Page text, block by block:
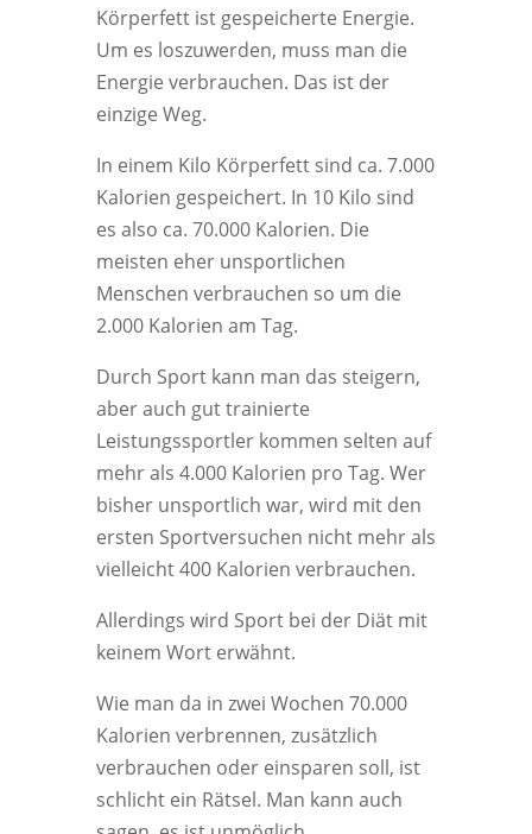
Körperfett ist gespeicherte Energie.
Um es loszuwerden, muss man die
Energie verbrauchen. Das ist der
einzige Weg.
In einem Kilo Körperfett sind ca. 7.000
Kalorien gespeichert. In 10 Kilo sind
es also ca. 70.000 Kalorien. Die
meisten eher unsportlichen
Menschen verbrauchen so um die
2.000 Kalorien am Tag.
Durch Sport kann man das steigern,
aber auch gut trainierte
Leistungssportler kommen selten auf
mehr als 4.000 Kalorien pro Tag. Wer
bisher unsportlich war, wird mit den
ersten Sportversuchen nicht mehr als
vielleicht 400 Kalorien verbrauchen.
Allerdings wird Sport bei der Diät mit
keinem Wort erwähnt.
Wie man da in zwei Wochen 70.000
Kalorien verbrennen, zusätzlich
verbrauchen oder einsparen soll, ist
schlicht ein Rätsel. Man kann auch